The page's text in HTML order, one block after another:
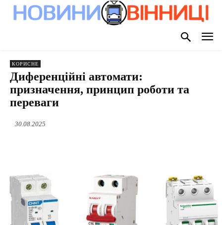
КОРИСНЕ
Диференційні автомати:
призначення, принцип роботи та
переваги
30.08.2025